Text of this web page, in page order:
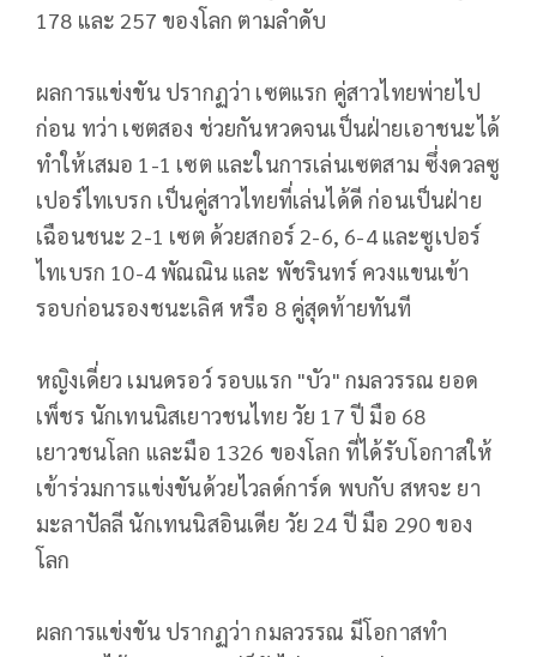
178 และ 257 ของโลก ตามลำดับ
ผลการแข่งขัน ปรากฏว่า เซตแรก คู่สาวไทยพ่ายไป
ก่อน ทว่า เซตสอง ช่วยกันหวดจนเป็นฝ่ายเอาชนะได้
ทำให้เสมอ 1-1 เซต และในการเล่นเซตสาม ซึ่งดวลซู
เปอร์ไทเบรก เป็นคู่สาวไทยที่เล่นได้ดี ก่อนเป็นฝ่าย
เฉือนชนะ 2-1 เซต ด้วยสกอร์ 2-6, 6-4 และซูเปอร์
ไทเบรก 10-4 พัณณิน และ พัชรินทร์ ควงแขนเข้า
รอบก่อนรองชนะเลิศ หรือ 8 คู่สุดท้ายทันที
หญิงเดี่ยว เมนดรอว์ รอบแรก "บัว" กมลวรรณ ยอด
เพ็ชร นักเทนนิสเยาวชนไทย วัย 17 ปี มือ 68
เยาวชนโลก และมือ 1326 ของโลก ที่ได้รับโอกาสให้
เข้าร่วมการแข่งขันด้วยไวลด์การ์ด พบกับ สหจะ ยา
มะลาปัลลี นักเทนนิสอินเดีย วัย 24 ปี มือ 290 ของ
โลก
ผลการแข่งขัน ปรากฏว่า กมลวรรณ มีโอกาสทำ